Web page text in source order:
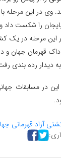
را شکست داد
قهرمان جهان و
دیدار رده بندی
آزاد قهرمانی